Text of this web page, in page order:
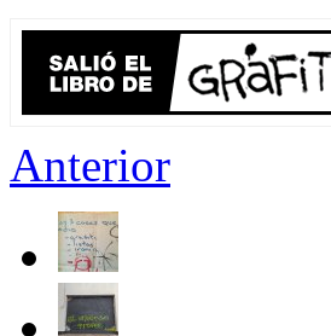
Anterior